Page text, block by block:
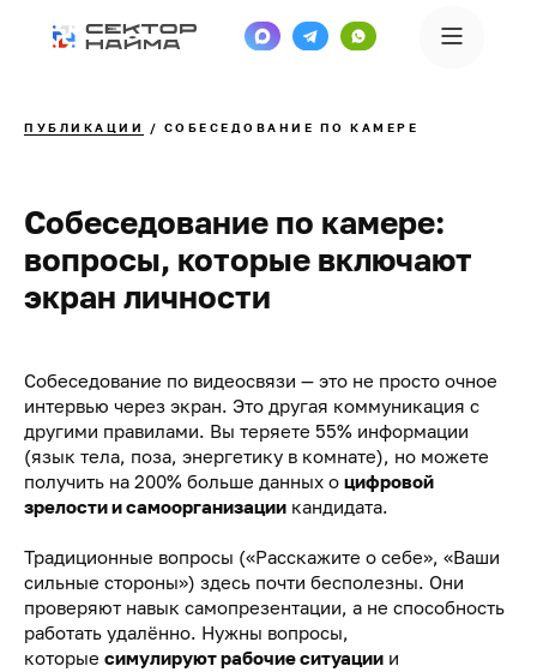
ПУБЛИКАЦИИ / СОБЕСЕДОВАНИЕ ПО КАМЕРЕ
Собеседование по камере:
вопросы, которые включают
экран личности
Собеседование по видеосвязи — это не просто очное
интервью через экран. Это другая коммуникация с
другими правилами. Вы теряете 55% информации
(язык тела, поза, энергетику в комнате), но можете
получить на 200% больше данных о цифровой
зрелости и самоорганизации кандидата.
Традиционные вопросы («Расскажите о себе», «Ваши
сильные стороны») здесь почти бесполезны. Они
проверяют навык самопрезентации, а не способность
работать удалённо. Нужны вопросы,
которые симулируют рабочие ситуации и